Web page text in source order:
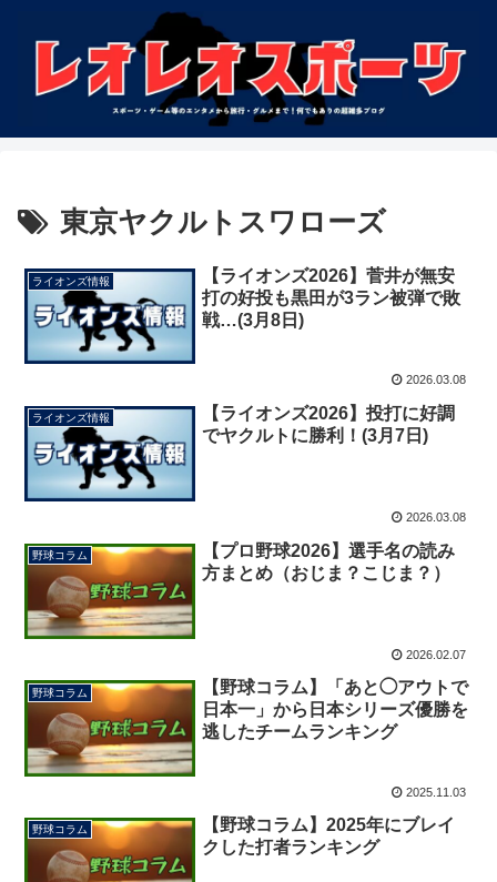
東京ヤクルトスワローズ
ライオンズ情報
【ライオンズ2026】菅井が無安
打の好投も黒田が3ラン被弾で敗
戦…(3月8日)
2026.03.08
ライオンズ情報
【ライオンズ2026】投打に好調
でヤクルトに勝利！(3月7日)
2026.03.08
野球コラム
【プロ野球2026】選手名の読み
方まとめ（おじま？こじま？）
2026.02.07
野球コラム
【野球コラム】「あと◯アウトで
日本一」から日本シリーズ優勝を
逃したチームランキング
2025.11.03
野球コラム
【野球コラム】2025年にブレイ
クした打者ランキング